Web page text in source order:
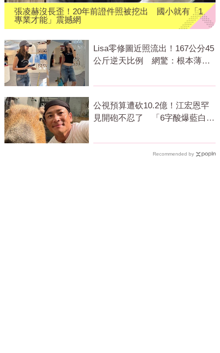
張凌赫沒長歪！20年前證件照被挖出 國小就有「1
專業才能」震撼網
Lisa零修圖近照流出！167公分45
公斤逆天比例 網驚：根本薄到
公視預算遭砍10.2億！江宏恩罕
見開砲不忍了 「6字酸爆藍白」
Recommended by